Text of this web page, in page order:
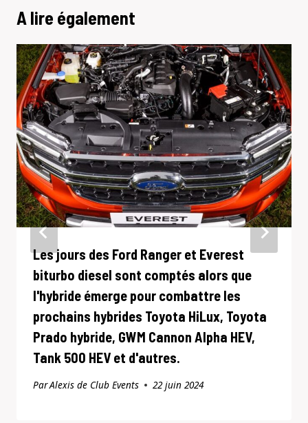
A lire également
Les jours des Ford Ranger et Everest
biturbo diesel sont comptés alors que
l'hybride émerge pour combattre les
prochains hybrides Toyota HiLux, Toyota
Prado hybride, GWM Cannon Alpha HEV,
Tank 500 HEV et d'autres.
ParAlexis de Club Events 22 juin 2024